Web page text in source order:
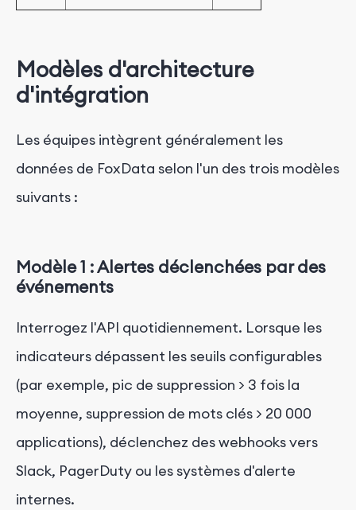
Modèles d'architecture
d'intégration
Les équipes intègrent généralement les
données de FoxData selon l'un des trois modèles
suivants :
Modèle 1 : Alertes déclenchées par des
événements
Interrogez l'API quotidiennement. Lorsque les
indicateurs dépassent les seuils configurables
(par exemple, pic de suppression > 3 fois la
moyenne, suppression de mots clés > 20 000
applications), déclenchez des webhooks vers
Slack, PagerDuty ou les systèmes d'alerte
internes.